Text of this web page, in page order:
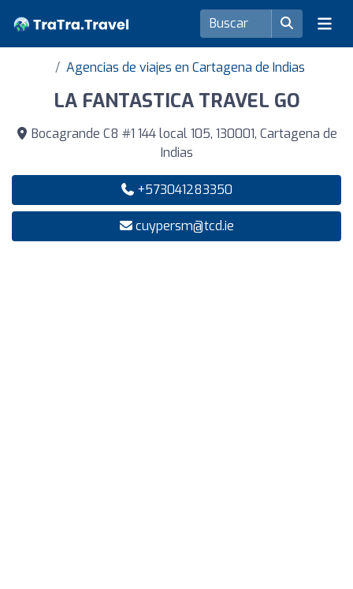
Agencias de viajes en Cartagena de Indias
LA FANTASTICA TRAVEL GO
Bocagrande C8 #1 144 local 105, 130001, Cartagena de
Indias
+573041283350
cuypersm@tcd.ie